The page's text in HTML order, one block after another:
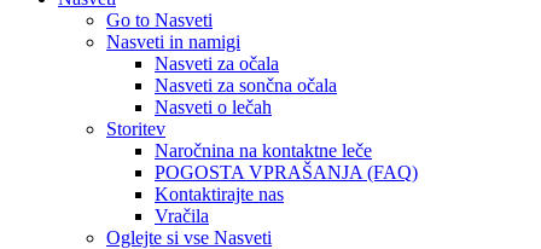
Go to Nasveti
Nasveti in namigi
Nasveti za očala
Nasveti za sončna očala
Nasveti o lečah
Storitev
Naročnina na kontaktne leče
POGOSTA VPRAŠANJA (FAQ)
Kontaktirajte nas
Vračila
Oglejte si vse Nasveti